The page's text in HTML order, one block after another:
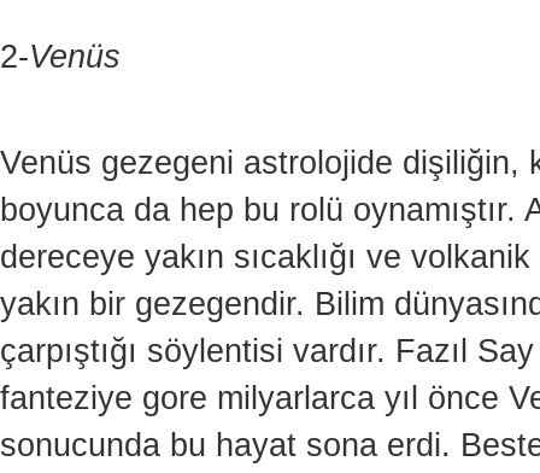
2-Venüs
Venüs gezegeni astrolojide dişiliğin,
boyunca da hep bu rolü oynamıştır.
dereceye yakın sıcaklığı ve
yakın bir gezegendir. Bilim
çarpıştığı söylentisi vardır. Fazıl
fanteziye gore milyarlarca yıl önce
sonucunda bu hayat sona erdi.